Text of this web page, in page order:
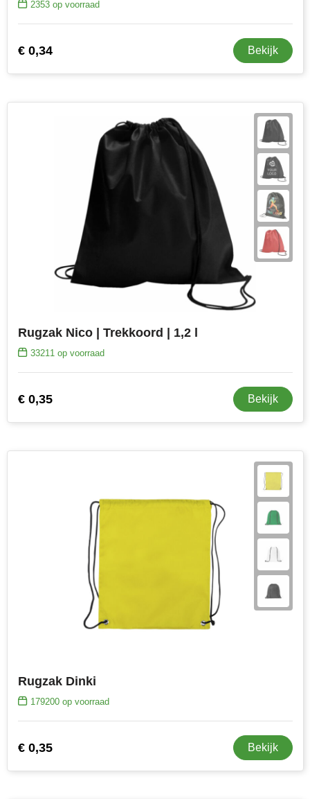
2353op voorraad
€ 0,34 Bekijk
Rugzak Nico | Trekkoord | 1,2 l
33211op voorraad
€ 0,35 Bekijk
Rugzak Dinki
179200op voorraad
€ 0,35 Bekijk